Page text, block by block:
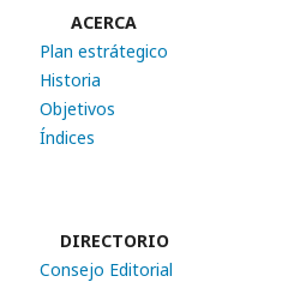
ACERCA
Plan estrátegico
Historia
Objetivos
Índices
DIRECTORIO
Consejo Editorial